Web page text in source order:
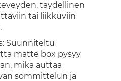
täydellinen
tai liikkuviin
Suunniteltu
matte box pysyy
mikä auttaa
sommittelun ja